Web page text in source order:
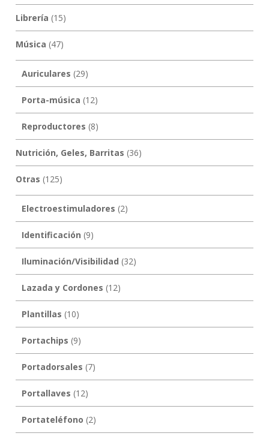
Librería (15)
Música (47)
Auriculares (29)
Porta-música (12)
Reproductores (8)
Nutrición, Geles, Barritas (36)
Otras (125)
Electroestimuladores (2)
Identificación (9)
Iluminación/Visibilidad (32)
Lazada y Cordones (12)
Plantillas (10)
Portachips (9)
Portadorsales (7)
Portallaves (12)
Portateléfono (2)